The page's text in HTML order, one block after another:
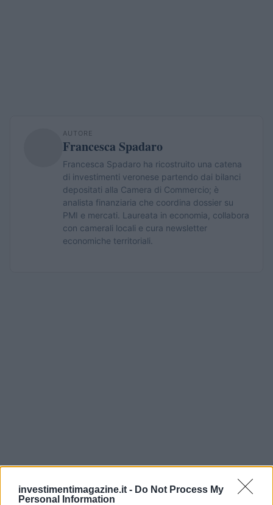
investimentimagazine.it - Do Not Process My
Personal Information
AUTORE
Francesca Spadaro
Francesca Spadaro ha ricostruito una catena
di investimenti veronese partendo dai bilanci
depositati alla Camera di Commercio; è
analista finanziaria che coordina dossier su
PMI e mercati. Laureata in economia, collabora
con camerali locali e cura newsletter
economiche territoriali.